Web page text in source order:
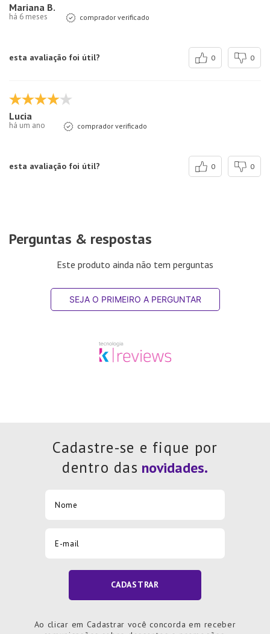
Mariana B.
há 6 meses comprador verificado
esta avaliação foi útil? 0 0
Lucia
há um ano comprador verificado
esta avaliação foi útil? 0 0
Perguntas & respostas
Este produto ainda não tem perguntas
SEJA O PRIMEIRO A PERGUNTAR
Cadastre-se e fique por
dentro das
CADASTRAR
Ao clicar em Cadastrar você concorda em receber